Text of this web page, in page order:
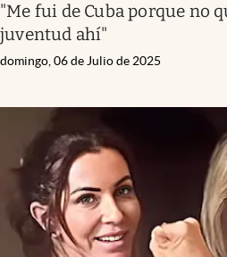
"Me fui de Cuba porque no
juventud ahí"
domingo, 06 de Julio de 2025